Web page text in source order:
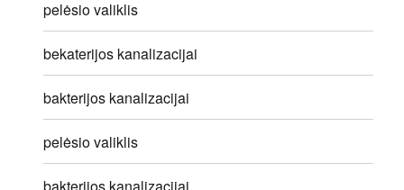
pelėsio valiklis
bekaterijos kanalizacijai
bakterijos kanalizacijai
pelėsio valiklis
bakterijos kanalizacijai